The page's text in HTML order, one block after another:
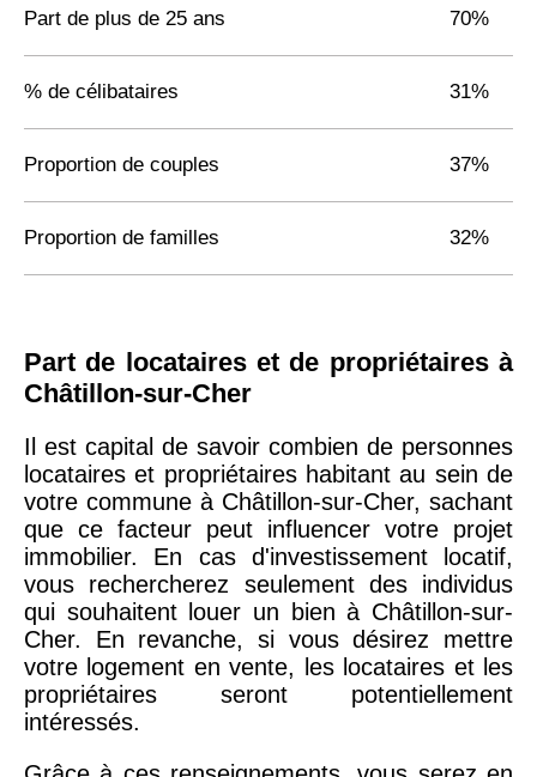
Part de plus de 25 ans 70%
% de célibataires 31%
Proportion de couples 37%
Proportion de familles 32%
Part de locataires et de propriétaires à
Châtillon-sur-Cher
Il est capital de savoir combien de personnes
locataires et propriétaires habitant au sein de
votre commune à Châtillon-sur-Cher, sachant
que ce facteur peut influencer votre projet
immobilier. En cas d'investissement locatif,
vous rechercherez seulement des individus
qui souhaitent louer un bien à Châtillon-sur-
Cher. En revanche, si vous désirez mettre
votre logement en vente, les locataires et les
propriétaires seront potentiellement
intéressés.